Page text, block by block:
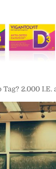
2.000 I.E.